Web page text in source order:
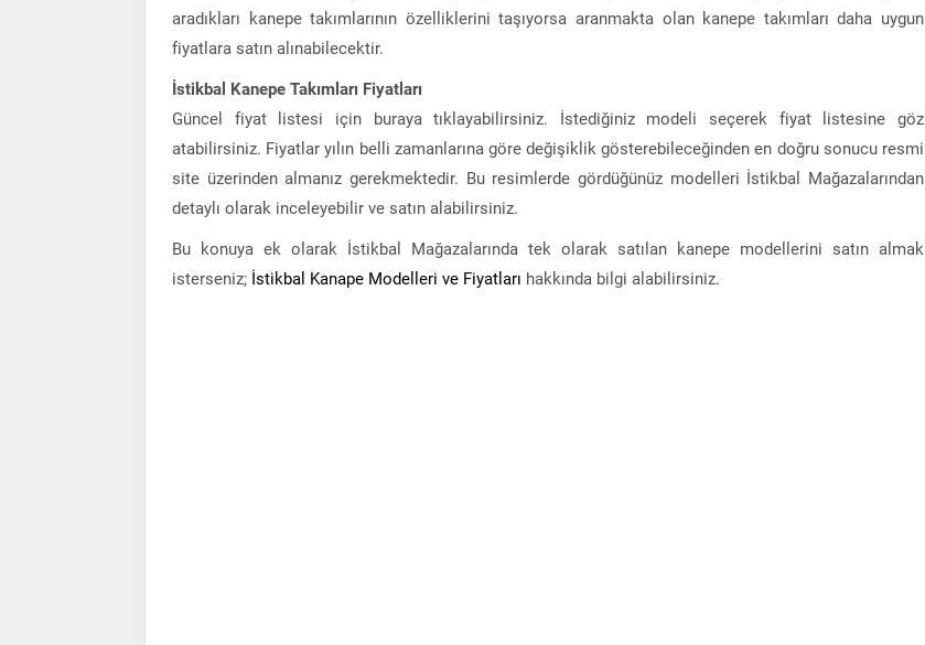
aradıkları kanepe takımlarının özelliklerini taşıyorsa aranmakta olan kanepe takımları daha uygun
fiyatlara satın alınabilecektir.
İstikbal Kanepe Takımları Fiyatları
Güncel fiyat listesi için buraya tıklayabilirsiniz. İstediğiniz modeli seçerek fiyat listesine göz
atabilirsiniz. Fiyatlar yılın belli zamanlarına göre değişiklik gösterebileceğinden en doğru sonucu resmi
site üzerinden almanız gerekmektedir. Bu resimlerde gördüğünüz modelleri İstikbal Mağazalarından
detaylı olarak inceleyebilir ve satın alabilirsiniz.
Bu konuya ek olarak İstikbal Mağazalarında tek olarak satılan kanepe modellerini satın almak
isterseniz; İstikbal Kanape Modelleri ve Fiyatları hakkında bilgi alabilirsiniz.